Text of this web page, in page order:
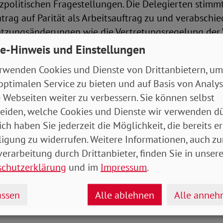
Fragestellungen. Die Delegierten
auf Parität als Arbeitsauftrag zu und
wie die Vertretungsregelung der
Thema „Digitalisierung“ trafen im Plenum auf
Beitragsanpassung ab dem 1. Januar 2024 fand
Verselbstständigung des Landesverbandes
11 mit Nein. Verantwortung und Haftung
Landesverband, das Weisungsrecht wird zum
Der Landesvorsitzende Klaus Wicher dankte
Gremien und betonte den Wunsch nach
des Landesverbandes im SoVD.
Forderungen ins Programm
Hinweis und Einstellungen
Cookies und Dienste von Drittanbietern,
Service zu bieten und auf Basis von
Webseiten weiter zu verbessern. Sie können selbst
welche Cookies und Dienste wir verwenden
haben Sie jederzeit die Möglichkeit, die bereits
zu widerrufen. Weitere Informationen, auch
durch Drittanbieter, finden Sie in
und im Impressum.
Alle ablehnen Alle